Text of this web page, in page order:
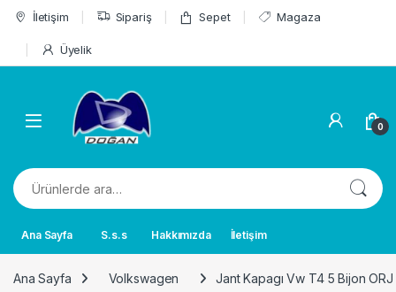
Skip to navigation
Skip to content
İletişim Sipariş Sepet Magaza
Üyelik
0
Ara:
Ana Sayfa S.s.s Hakkımızda İletişim
Ana Sayfa Volkswagen Jant Kapagı Vw T4 5 Bijon ORJ